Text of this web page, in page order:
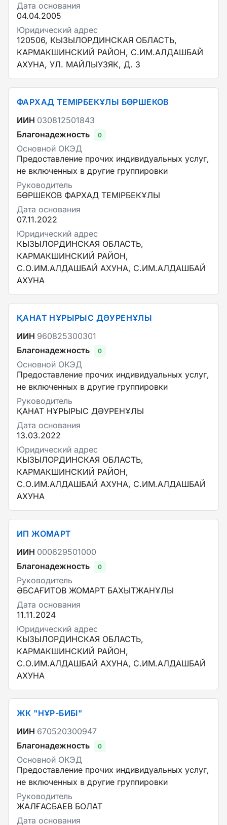
Дата основания
04.04.2005
Юридический адрес
120506, КЫЗЫЛОРДИНСКАЯ ОБЛАСТЬ,
КАРМАКШИНСКИЙ РАЙОН, С.ИМ.АЛДАШБАЙ
АХУНА, УЛ. МАЙЛЫУЗЯК, Д. 3
ФАРХАД ТЕМІРБЕКҰЛЫ БӨРШЕКОВ
ИИН 030812501843
Благонадежность
0
Основной ОКЭД
Предоставление прочих индивидуальных услуг,
не включенных в другие группировки
Руководитель
БӨРШЕКОВ ФАРХАД ТЕМІРБЕКҰЛЫ
Дата основания
07.11.2022
Юридический адрес
КЫЗЫЛОРДИНСКАЯ ОБЛАСТЬ,
КАРМАКШИНСКИЙ РАЙОН,
С.О.ИМ.АЛДАШБАЙ АХУНА, С.ИМ.АЛДАШБАЙ
АХУНА
ҚАНАТ НҰРЫРЫС ДӘУРЕНҰЛЫ
ИИН 960825300301
Благонадежность
0
Основной ОКЭД
Предоставление прочих индивидуальных услуг,
не включенных в другие группировки
Руководитель
ҚАНАТ НҰРЫРЫС ДӘУРЕНҰЛЫ
Дата основания
13.03.2022
Юридический адрес
КЫЗЫЛОРДИНСКАЯ ОБЛАСТЬ,
КАРМАКШИНСКИЙ РАЙОН,
С.О.ИМ.АЛДАШБАЙ АХУНА, С.ИМ.АЛДАШБАЙ
АХУНА
ИП ЖОМАРТ
ИИН 000629501000
Благонадежность
0
Руководитель
ӘБСАҒИТОВ ЖОМАРТ БАХЫТЖАНҰЛЫ
Дата основания
11.11.2024
Юридический адрес
КЫЗЫЛОРДИНСКАЯ ОБЛАСТЬ,
КАРМАКШИНСКИЙ РАЙОН,
С.О.ИМ.АЛДАШБАЙ АХУНА, С.ИМ.АЛДАШБАЙ
АХУНА
ЖК "НҰР-БИБІ"
ИИН 670520300947
Благонадежность
0
Основной ОКЭД
Предоставление прочих индивидуальных услуг,
не включенных в другие группировки
Руководитель
ЖАЛҒАСБАЕВ БОЛАТ
Дата основания